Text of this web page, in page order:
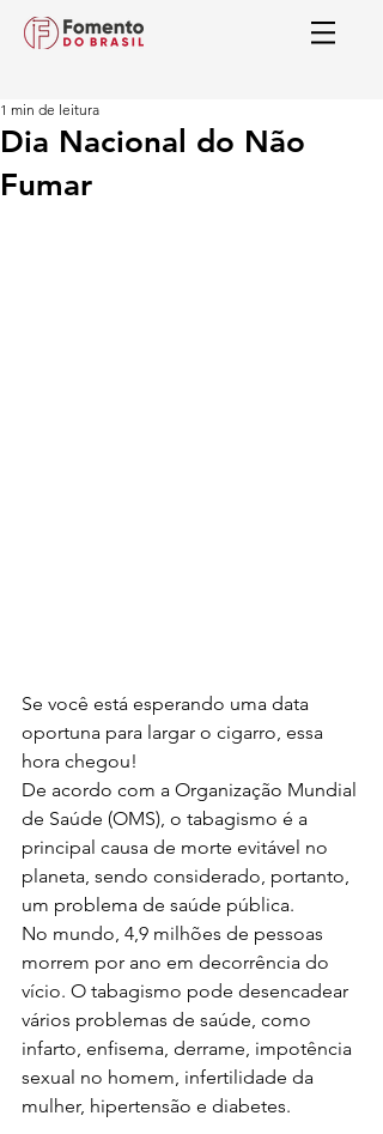
Dia Nacional do Não
Fumar
1 min de leitura
Se você está esperando uma data
oportuna para largar o cigarro, essa
hora chegou!
De acordo com a Organização Mundial
de Saúde (OMS), o tabagismo é a
principal causa de morte evitável no
planeta, sendo considerado, portanto,
um problema de saúde pública.
No mundo, 4,9 milhões de pessoas
morrem por ano em decorrência do
vício. O tabagismo pode desencadear
vários problemas de saúde, como
infarto, enfisema, derrame, impotência
sexual no homem, infertilidade da
mulher, hipertensão e diabetes.